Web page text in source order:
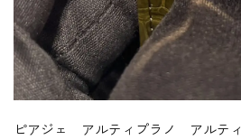
ピアジェ アルティプラノ アルテ